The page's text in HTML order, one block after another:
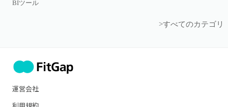
BIツール
>すべてのカテゴリ
運営会社